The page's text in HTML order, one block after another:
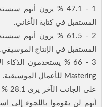
1 - 47.1 % يرون أنهم
المستقبل في كتابة الأغاني.
2 - 61.5 % يرون أنهم
المستقبل في الإنتاج الموسيقي.
3 - 66 % يستخدمون
Mastering للأعمال الموسيقية.
على
أنهم لن يقوموا باللجوء إلى